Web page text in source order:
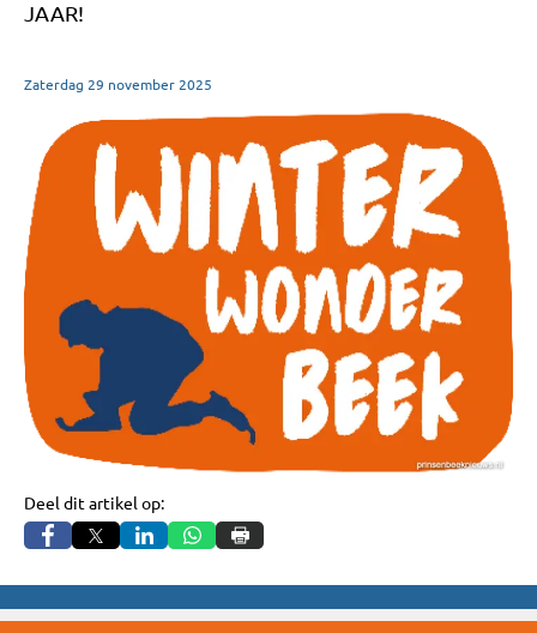
JAAR!
Zaterdag 29 november 2025
Deel dit artikel op: